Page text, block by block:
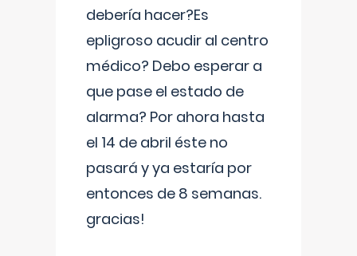
debería hacer?Es
epligroso acudir al centro
médico? Debo esperar a
que pase el estado de
alarma? Por ahora hasta
el 14 de abril éste no
pasará y ya estaría por
entonces de 8 semanas.
gracias!